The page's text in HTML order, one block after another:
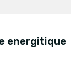
energitique